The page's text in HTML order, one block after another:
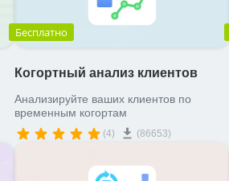
Бесплатно
Когортный анализ клиентов
Анализируйте ваших клиентов по
временным когортам
(4) (86653)